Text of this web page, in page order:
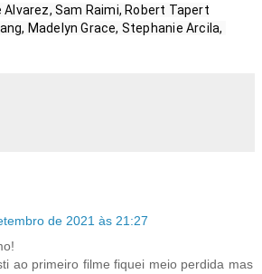
Alvarez, Sam Raimi, Robert Tapert
de 2021 às 21:27
ao primeiro filme fiquei meio perdida mas